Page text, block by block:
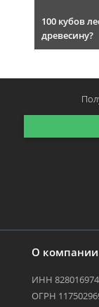
100 кубов
древесину?
О компании
ИНН
ОГРН